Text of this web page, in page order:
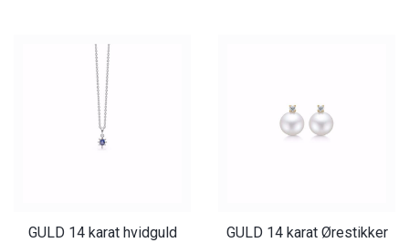
GULD 14 karat hvidguld
GULD 14 karat Ørestikker